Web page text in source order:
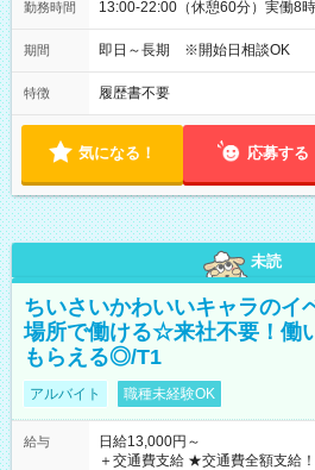
勤務時間 13:00-22:00（休憩60分）実働8
期間 即日～長期 ※開始日相談OK
特徴 履歴書不要
気になる！ 応募する
未読
ちいさいかわいいキャラのイ
場所で働ける☆来社不要！働
もらえる◎/T1
アルバイト 職種未経験OK
給与
日給13,000円～
＋交通費支給 ★交通費全額支給！ ┗案件により規定あり ★日払